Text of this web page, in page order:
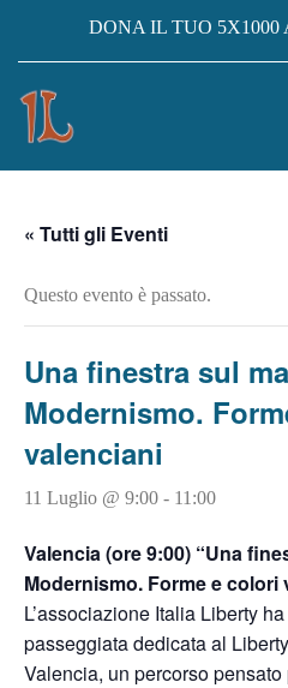
DONA IL TUO
« Tutti gli Eventi
Questo evento è passato.
Una finestra sul
Modernismo.
valenciani
11 Luglio @ 9:00 - 11:00
Valencia (ore 9:00) “Una
Modernismo. Forme e colori
L’associazione Italia Liberty
passeggiata dedicata al
Valencia, un percorso pensato